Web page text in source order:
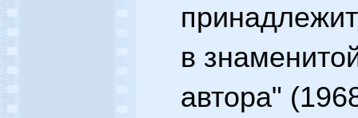
в
автора"